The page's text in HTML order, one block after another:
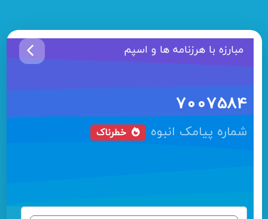
مبارزه با هرزنامه ها و اسپم
7007584
شماره پیامک انبوه خطرناک